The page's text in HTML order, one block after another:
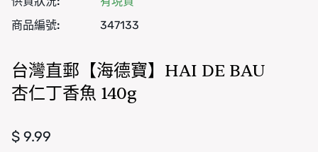
商品編號:
347133
台灣直郵【海德寶】HAI DE BAU
杏仁丁香魚 140g
正常價格
$ 9.99